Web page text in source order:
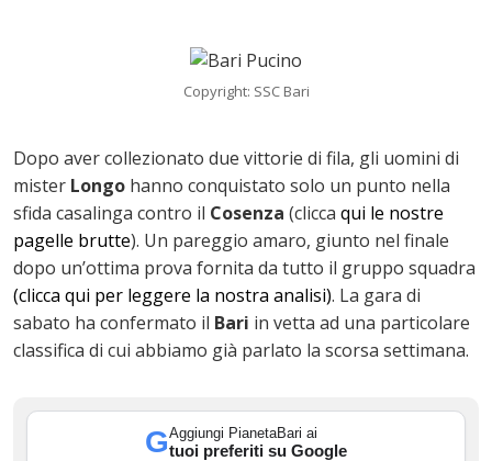
Copyright: SSC Bari
Dopo aver collezionato due vittorie di fila, gli uomini di
mister Longo hanno conquistato solo un punto nella
sfida casalinga contro il Cosenza (clicca qui le nostre
pagelle brutte). Un pareggio amaro, giunto nel finale
dopo un’ottima prova fornita da tutto il gruppo squadra
(clicca qui per leggere la nostra analisi). La gara di
sabato ha confermato il Bari in vetta ad una particolare
classifica di cui abbiamo già parlato la scorsa settimana.
GAggiungi PianetaBari ai
tuoi preferiti su Google